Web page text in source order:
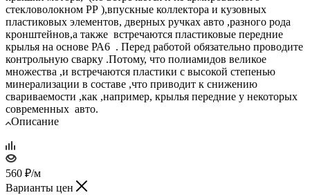
стекловолокном РР ),впускные коллектора и кузовных
пластиковых элементов, дверных ручках авто ,разного рода
кронштейнов,а также встречаются пластиковые передние
крылья на основе РА6 . Перед работой обязательно проводите
контрольную сварку .Потому, что полиамидов великое
множества ,и встречаются пластики с высокой степенью
минерализации в составе ,что приводит к снижению
свариваемости ,как ,например, крылья передние у некоторых
современных авто.
Описание
560 ₽/м
Варианты цен